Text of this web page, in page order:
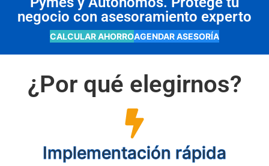
negocio con asesoramiento experto
CALCULAR AHORROAGENDAR ASESORÍA
¿Por qué elegirnos?
Implementación rápida